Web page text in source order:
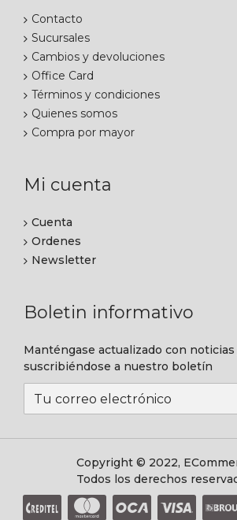
Contacto
Sucursales
Cambios y devoluciones
Office Card
Términos y condiciones
Quienes somos
Compra por mayor
Mi cuenta
Cuenta
Ordenes
Newsletter
Boletin informativo
Manténgase actualizado con
suscribiéndose a nuestro boletín
Copyright © 2022,
Todos los derechos